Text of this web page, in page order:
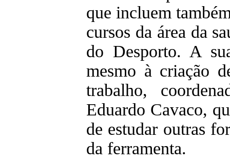
que incluem
cursos da área da
do Desporto. A
mesmo à criação
trabalho,
Eduardo Cavaco,
de estudar outras
da ferramenta.